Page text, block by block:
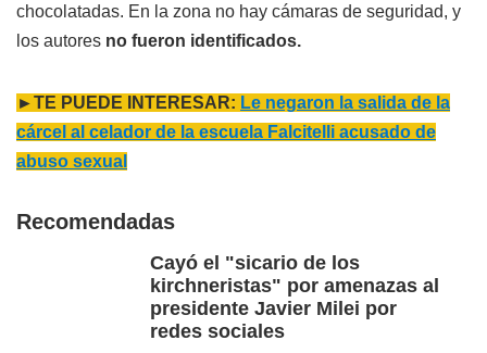
chocolatadas. En la zona no hay cámaras de seguridad, y
los autores no fueron identificados.
►TE PUEDE INTERESAR: Le negaron la salida de la
cárcel al celador de la escuela Falcitelli acusado de
abuso sexual
Recomendadas
Cayó el "sicario de los
kirchneristas" por amenazas al
presidente Javier Milei por
redes sociales